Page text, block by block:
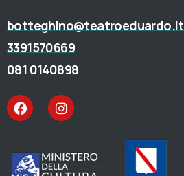
botteghino@teatroeduardo.it
3391570669
081 0140898